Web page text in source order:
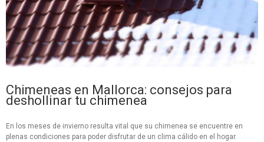
Chimeneas en Mallorca: consejos para
deshollinar tu chimenea
En los meses de invierno resulta vital que su chimenea se encuentre en
plenas condiciones para poder disfrutar de un clima cálido en el hogar.